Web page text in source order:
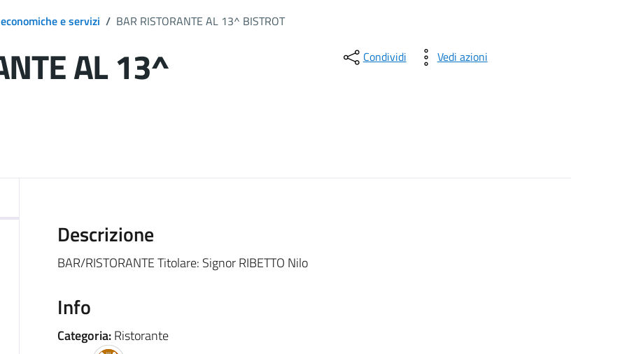
e servizi / BAR RISTORANTE AL 13^ BISTROT
AL 13^
Condividi Vedi azioni
Descrizione
BAR/RISTORANTE Titolare: Signor RIBETTO Nilo
Info
Categoria:Ristorante